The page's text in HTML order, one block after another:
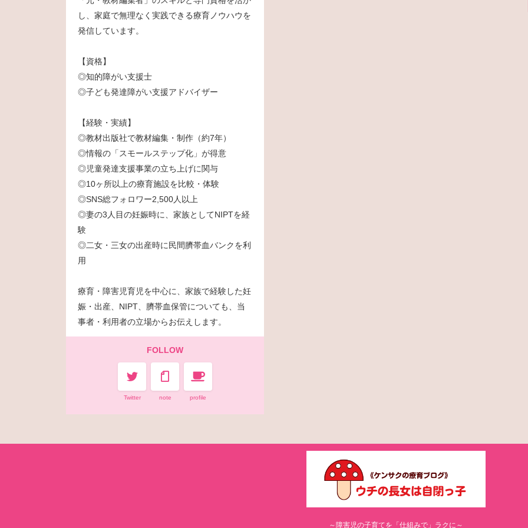
し、家庭で無理なく実践できる療育ノウハウを
発信しています。
【資格】
◎知的障がい支援士
◎子ども発達障がい支援アドバイザー
【経験・実績】
◎教材出版社で教材編集・制作（約7年）
◎情報の「スモールステップ化」が得意
◎児童発達支援事業の立ち上げに関与
◎10ヶ所以上の療育施設を比較・体験
◎SNS総フォロワー2,500人以上
◎妻の3人目の妊娠時に、家族としてNIPTを経
験
◎二女・三女の出産時に民間臍帯血バンクを利
用
療育・障害児育児を中心に、家族で経験した妊
娠・出産、NIPT、臍帯血保管についても、当
事者・利用者の立場からお伝えします。
FOLLOW
Twitter note profile
～障害児の子育てを「仕組みで」ラクに～